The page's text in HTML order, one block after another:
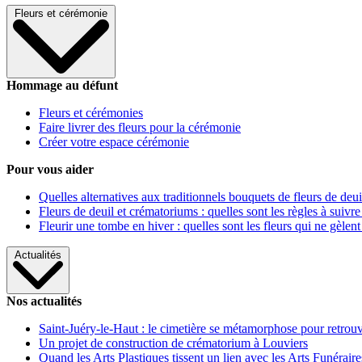
Fleurs et cérémonie
Hommage au défunt
Fleurs et cérémonies
Faire livrer des fleurs pour la cérémonie
Créer votre espace cérémonie
Pour vous aider
Quelles alternatives aux traditionnels bouquets de fleurs de
Fleurs de deuil et crématoriums : quelles sont les règles à
Fleurir une tombe en hiver : quelles sont les fleurs qui ne gèlent
Actualités
Nos actualités
Saint-Juéry-le-Haut : le cimetière se métamorphose pour
Un projet de construction de crématorium à Louviers
Quand les Arts Plastiques tissent un lien avec les Arts